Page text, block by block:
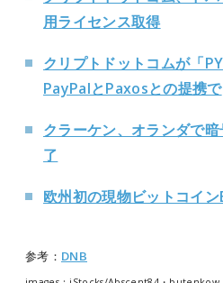
用ライセンス取得
クリプトドットコムが「
PayPalとPaxosとの提携で
クラーケン、オランダで
了
欧州初の現物ビットコイ
参考： DNB